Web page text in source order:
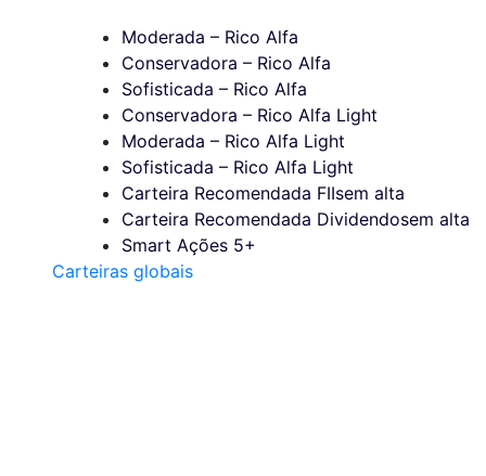
Moderada – Rico Alfa
Conservadora – Rico Alfa
Sofisticada – Rico Alfa
Conservadora – Rico Alfa Light
Moderada – Rico Alfa Light
Sofisticada – Rico Alfa Light
Carteira Recomendada FIIsem alta
Carteira Recomendada Dividendosem alta
Smart Ações 5+
Carteiras globais